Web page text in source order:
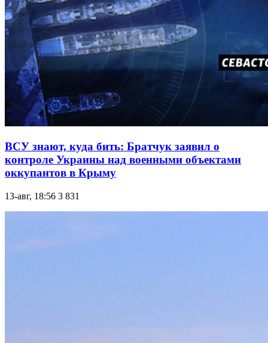
ВСУ знают, куда бить: Братчук заявил о
контроле Украины над военными объектами
оккупантов в Крыму
13-авг, 18:56 3 831